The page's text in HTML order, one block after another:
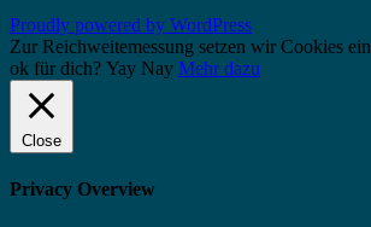
Proudly powered by WordPress
Zur Reichweitemessung setzen wir Cookies
ok für dich? Yay Nay Mehr dazu
Close
Privacy Overview